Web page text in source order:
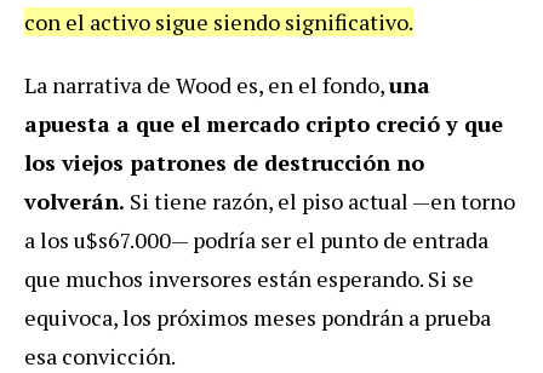
con el activo sigue siendo significativo.
La narrativa de Wood es, en el fondo,una
apuesta a que el mercado cripto creció y que
los viejos patrones de destrucción no
volverán. Si tiene razón, el piso actual —en torno
a los u$s67.000— podría ser el punto de entrada
que muchos inversores están esperando. Si se
equivoca, los próximos meses pondrán a prueba
esa convicción.